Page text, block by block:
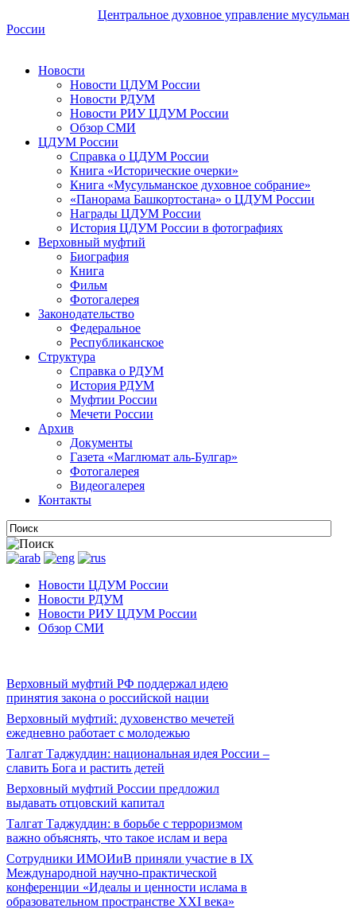
Центральное духовное управление мусульман
России
Новости
Новости ЦДУМ России
Новости РДУМ
Новости РИУ ЦДУМ России
Обзор СМИ
ЦДУМ России
Справка о ЦДУМ России
Книга «Исторические очерки»
Книга «Мусульманское духовное собрание»
«Панорама Башкортостана» о ЦДУМ России
Награды ЦДУМ России
История ЦДУМ России в фотографиях
Верховный муфтий
Биография
Книга
Фильм
Фотогалерея
Законодательство
Федеральное
Республиканское
Структура
Справка о РДУМ
История РДУМ
Муфтии России
Мечети России
Архив
Документы
Газета «Маглюмат аль-Булгар»
Фотогалерея
Видеогалерея
Контакты
Новости ЦДУМ России
Новости РДУМ
Новости РИУ ЦДУМ России
Обзор СМИ
Верховный муфтий РФ поддержал идею
принятия закона о российской нации
Верховный муфтий: духовенство мечетей
ежедневно работает с молодежью
Талгат Таджуддин: национальная идея России –
славить Бога и растить детей
Верховный муфтий России предложил
выдавать отцовский капитал
Талгат Таджуддин: в борьбе с терроризмом
важно объяснять, что такое ислам и вера
Сотрудники ИМОИиВ приняли участие в IX
Международной научно-практической
конференции «Идеалы и ценности ислама в
образовательном пространстве XXI века»